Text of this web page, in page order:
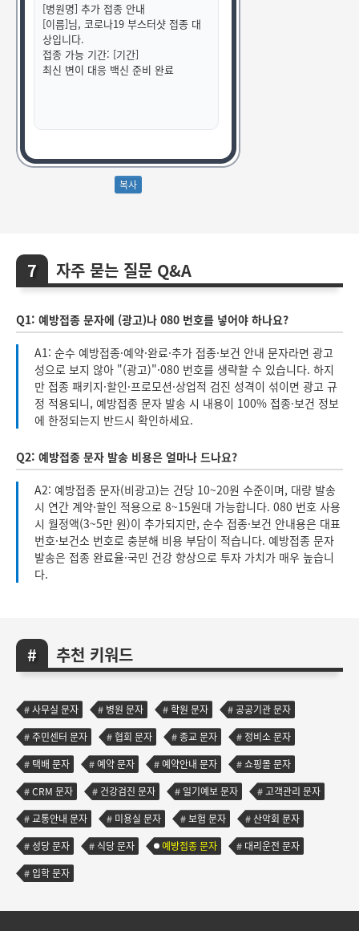
[병원명] 추가 접종 안내
[이름]님, 코로나19 부스터샷 접종 대
상입니다.
접종 가능 기간: [기간]
최신 변이 대응 백신 준비 완료
자주 묻는 질문 Q&A
Q1: 예방접종 문자에 (광고)나 080 번호를 넣어야 하나요?
A1: 순수 예방접종·예약·완료·추가 접종·보건 안내 문자라면 광고
성으로 보지 않아 "(광고)"·080 번호를 생략할 수 있습니다. 하지
만 접종 패키지·할인·프로모션·상업적 검진 성격이 섞이면 광고 규
정 적용되니, 예방접종 문자 발송 시 내용이 100% 접종·보건 정보
에 한정되는지 반드시 확인하세요.
Q2: 예방접종 문자 발송 비용은 얼마나 드나요?
A2: 예방접종 문자(비광고)는 건당 10~20원 수준이며, 대량 발송
시 연간 계약·할인 적용으로 8~15원대 가능합니다. 080 번호 사용
시 월정액(3~5만 원)이 추가되지만, 순수 접종·보건 안내용은 대표
번호·보건소 번호로 충분해 비용 부담이 적습니다. 예방접종 문자
발송은 접종 완료율·국민 건강 향상으로 투자 가치가 매우 높습니
다.
추천 키워드
사무실 문자 병원 문자 학원 문자
공공기관 문자
주민센터 문자
협회 문자 종교 문자
정비소 문자
택배 문자
예약 문자 예약안내 문자
쇼핑몰 문자
CRM 문자
건강검진 문자 일기예보 문자
고객관리 문자
교통안내 문자
미용실 문자 보험 문자
산악회 문자
성당 문자
식당 문자 예방접종 문자
대리운전 문자
입학 문자